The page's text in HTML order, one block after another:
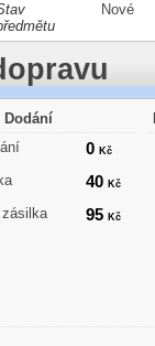
Nové
Dodání
0 Kč
40 Kč
zásilka 95 Kč